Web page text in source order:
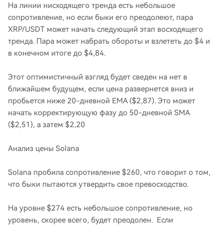
На линии нисходящего тренда есть небольшое
сопротивление, но если быки его преодолеют, пара
XRP/USDT может начать следующий этап восходящего
тренда. Пара может набрать обороты и взлететь до $4 и
в конечном итоге до $4,84.
Этот оптимистичный взгляд будет сведен на нет в
ближайшем будущем, если цена развернется вниз и
пробьется ниже 20-дневной EMA ($2,87). Это может
начать корректирующую фазу до 50-дневной SMA
($2,51), а затем $2,20
Анализ цены Solana
Solana пробила сопротивление $260, что говорит о том,
что быки пытаются утвердить свое превосходство.
На уровне $274 есть небольшое сопротивление, но
уровень, скорее всего, будет преодолен. Если